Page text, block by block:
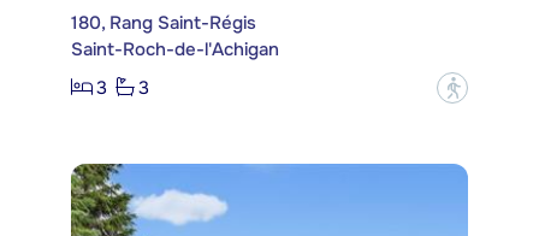
180, Rang Saint-Régis
Saint-Roch-de-l'Achigan
3
3 ?